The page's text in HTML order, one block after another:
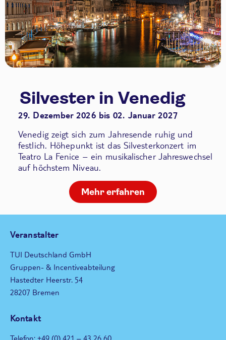
Silvester in Venedig
29. Dezember 2026 bis 02. Januar 2027
Venedig zeigt sich zum Jahresende ruhig und
festlich. Höhepunkt ist das Silvesterkonzert im
Teatro La Fenice – ein musikalischer Jahreswechsel
auf höchstem Niveau.
Mehr erfahren
Veranstalter
TUI Deutschland GmbH
Gruppen- & Incentiveabteilung
Hastedter Heerstr. 54
28207 Bremen
Kontakt
Telefon: +49 (0) 421 – 43 26 60